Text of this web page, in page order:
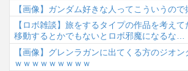
【画像】ガンダム好きな人ってこういうので
【ロボ雑談】旅をするタイプの作品を考え
移動するとかでもないとロボ邪魔になるな…
【画像】グレンラガンに出てくる方のジオ
ｗｗｗｗｗｗｗｗｗ